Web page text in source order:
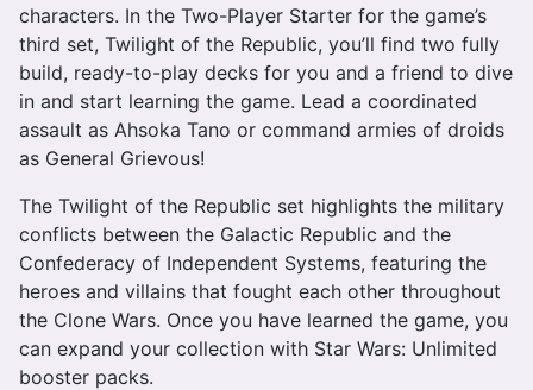
characters. In the Two-Player Starter for the game’s
third set, Twilight of the Republic, you’ll find two fully
build, ready-to-play decks for you and a friend to dive
in and start learning the game. Lead a coordinated
assault as Ahsoka Tano or command armies of droids
as General Grievous!
The Twilight of the Republic set highlights the military
conflicts between the Galactic Republic and the
Confederacy of Independent Systems, featuring the
heroes and villains that fought each other throughout
the Clone Wars. Once you have learned the game, you
can expand your collection with Star Wars: Unlimited
booster packs.